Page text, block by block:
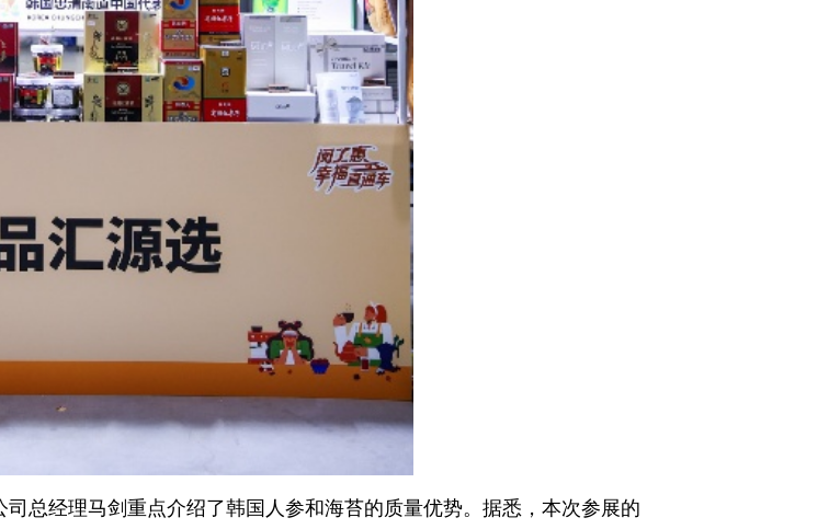
总经理马剑重点介绍了韩国人参和海苔的质量优势。据悉，本次参展的